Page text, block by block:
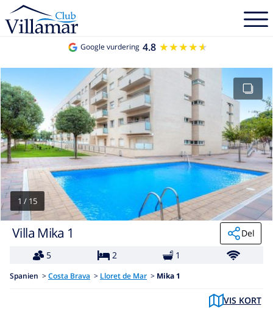
Google vurdering 4.8 ★★★★★
★★★★★
1 / 15
Villa Mika 1
Del
5
2 1
Spanien > Costa Brava > Lloret de Mar > Mika 1
VIS KORT